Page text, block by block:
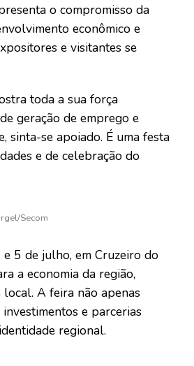
o compromisso da
econômico e
e visitantes se
toda a sua força
geração de emprego e
sinta-se apoiado. É uma festa
e de celebração do
Secom
5 de julho, em Cruzeiro do
a economia da região,
A feira não apenas
e parcerias
regional.